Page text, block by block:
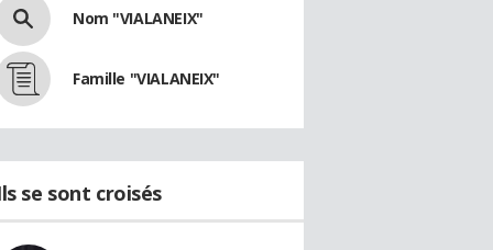
Nom "VIALANEIX"
Famille "VIALANEIX"
se sont croisés